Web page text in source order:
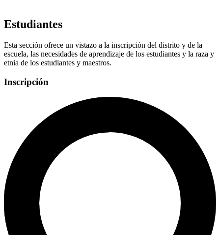
Estudiantes
Esta sección ofrece un vistazo a la inscripción del distrito y de la
escuela, las necesidades de aprendizaje de los estudiantes y la raza y
etnia de los estudiantes y maestros.
Inscripción